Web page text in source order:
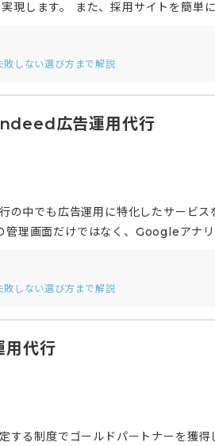
現します。 また、採用サイトを簡単
らは採用戦略や企業ブランドを踏まえ
しない選び方まで解説
広告運用代行
中でも広告運用に特化したサービス
理画面だけではなく、Googleアナ
、サイト内容など多角的に改善の提
しない選び方まで解説
代行
る制度でゴールドパートナーを獲得